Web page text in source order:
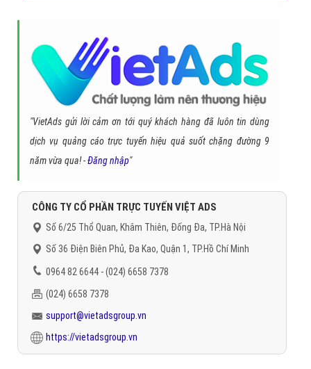
"VietAds gửi lời cảm ơn tới quý khách hàng đã luôn tin dùng
dịch vụ quảng cáo trực tuyến hiệu quả suốt chặng đường 9
năm vừa qua! -Đăng nhập"
CÔNG TY CỔ PHẦN TRỰC TUYẾN VIỆT ADS
Số 6/25 Thổ Quan, Khâm Thiên, Đống Đa, TP.Hà Nội
Số 36 Điện Biên Phủ, Đa Kao, Quận 1, TP.Hồ Chí Minh
0964 82 6644 - (024) 6658 7378
(024) 6658 7378
support@vietadsgroup.vn
https://vietadsgroup.vn